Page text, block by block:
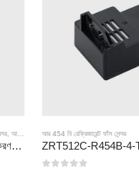
,আর 454 বি রেফ্রিজারেন্ট ফাঁস সেন্সর
জেডআরটি 512 সি-বি রেফ্রিজারেন্ট সনাক্তকরণ মডিউল | আর 32, আর 454 বি, আর 290 এর জন্য কম ভোল্টেজ এনডিআইআর গ্যাস সেন্সর
আর 454 বি রেফ্রিজারেন্ট ফাঁস সেন্সর